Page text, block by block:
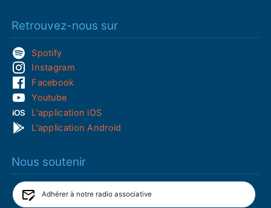
Retrouvez-nous sur
Spotify
Instagram
Facebook
Youtube
L'application iOS
L'application Android
Nous soutenir
Adhérer à notre radio associative